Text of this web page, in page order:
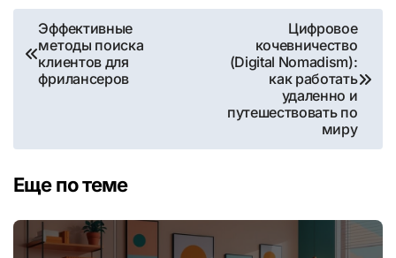
Навигация
по
записям
Эффективные
методы поиска
клиентов для
фрилансеров
Цифровое
кочевничество
(Digital Nomadism):
как работать
удаленно и
путешествовать по
миру
Еще по теме